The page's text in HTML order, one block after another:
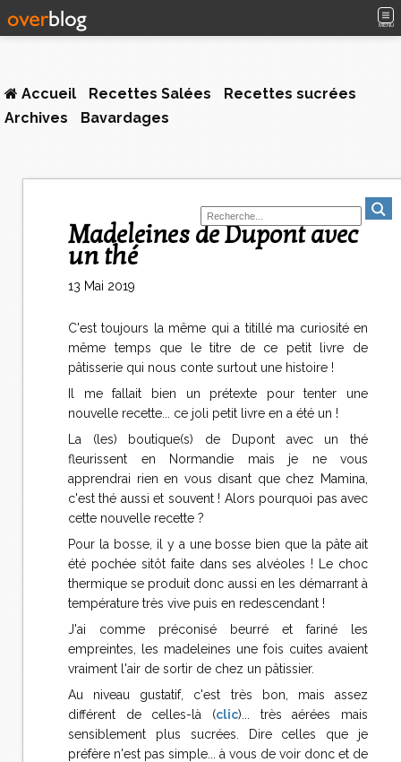
MENU
Accueil Recettes Salées
Recettes sucrées
Archives
Bavardages
Madeleines de Dupont avec
un thé
13 Mai 2019
C'est toujours la même qui a titillé ma curiosité en
même temps que le titre de ce petit livre de
pâtisserie qui nous conte surtout une histoire !
Il me fallait bien un prétexte pour tenter une
nouvelle recette... ce joli petit livre en a été un !
La (les) boutique(s) de Dupont avec un thé
fleurissent en Normandie mais je ne vous
apprendrai rien en vous disant que chez Mamina,
c'est thé aussi et souvent ! Alors pourquoi pas avec
cette nouvelle recette ?
Pour la bosse, il y a une bosse bien que la pâte ait
été pochée sitôt faite dans ses alvéoles ! Le choc
thermique se produit donc aussi en les démarrant à
température très vive puis en redescendant !
J'ai comme préconisé beurré et fariné les
empreintes, les madeleines une fois cuites avaient
vraiment l'air de sortir de chez un pâtissier.
Au niveau gustatif, c'est très bon, mais assez
différent de celles-là (clic)... très aérées mais
sensiblement plus sucrées. Dire celles que je
préfère n'est pas simple... à vous de voir donc et de